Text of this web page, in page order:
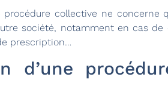
procédure collective ne concerne
société, notamment en cas
prescription…
d’une